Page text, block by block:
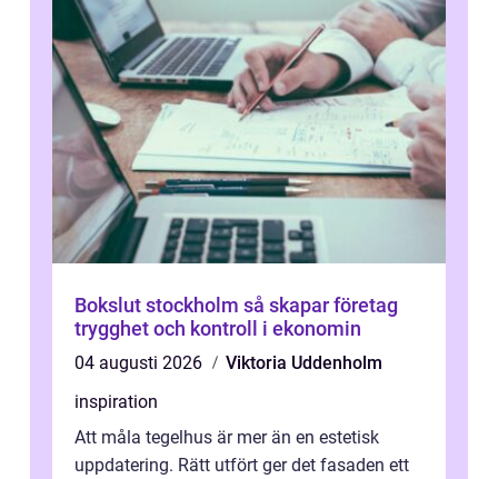
Bokslut stockholm så skapar företag
trygghet och kontroll i ekonomin
04 augusti 2026
Viktoria Uddenholm
inspiration
Att måla tegelhus är mer än en estetisk
uppdatering. Rätt utfört ger det fasaden ett